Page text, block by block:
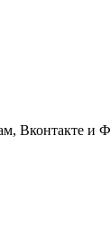
Вконтакте и